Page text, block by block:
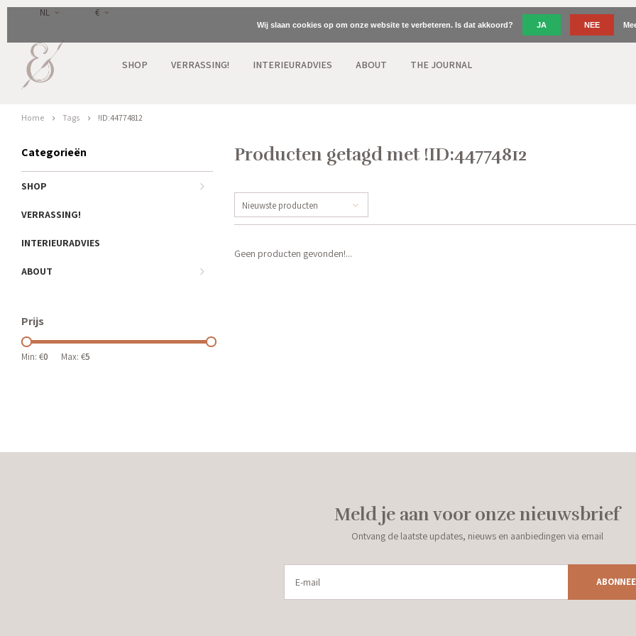
NL €
SHOP VERRASSING! INTERIEURADVIES ABOUT THE JOURNAL
Home Tags !ID:44774812
Categorieën
SHOP
VERRASSING!
INTERIEURADVIES
ABOUT
Prijs
Min: €0 Max: €5
Producten getagd met !ID:44774812
Nieuwste producten
Geen producten gevonden!...
Meld je aan voor onze nieuwsbrief
Ontvang de laatste updates, nieuws en aanbiedingen via email
Wij slaan cookies op om onze website te verbeteren. Is dat akkoord? JA NEE